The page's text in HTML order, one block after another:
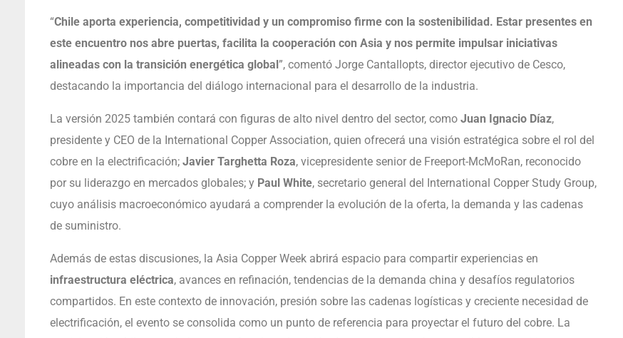
“Chile aporta experiencia, competitividad y un compromiso firme con la sostenibilidad. Estar presentes en
este encuentro nos abre puertas, facilita la cooperación con Asia y nos permite impulsar iniciativas
alineadas con la transición energética global ”, comentó Jorge Cantallopts, director ejecutivo de Cesco,
destacando la importancia del diálogo internacional para el desarrollo de la industria.
La versión 2025 también contará con figuras de alto nivel dentro del sector, como Juan Ignacio Díaz,
presidente y CEO de la International Copper Association, quien ofrecerá una visión estratégica sobre el rol del
cobre en la electrificación; Javier Targhetta Roza, vicepresidente senior de Freeport-McMoRan, reconocido
por su liderazgo en mercados globales; y Paul White, secretario general del International Copper Study Group,
cuyo análisis macroeconómico ayudará a comprender la evolución de la oferta, la demanda y las cadenas
de suministro.
Además de estas discusiones, la Asia Copper Week abrirá espacio para compartir experiencias en
infraestructura eléctrica, avances en refinación, tendencias de la demanda china y desafíos regulatorios
compartidos. En este contexto de innovación, presión sobre las cadenas logísticas y creciente necesidad de
electrificación, el evento se consolida como un punto de referencia para proyectar el futuro del cobre. La